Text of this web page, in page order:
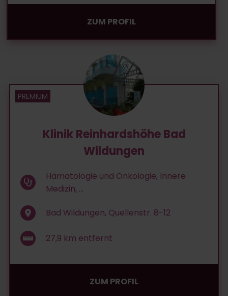
ZUM PROFIL
Klinik Reinhardshöhe Bad
Wildungen
Hämatologie und Onkologie, Innere
Medizin, ...
Bad Wildungen, Quellenstr. 8-12
27,9 km entfernt
ZUM PROFIL